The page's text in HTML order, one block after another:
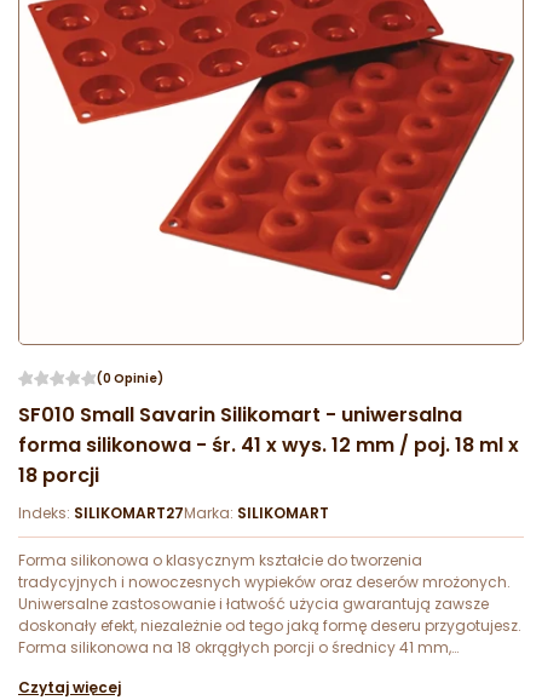
(0 Opinie)
SF010 Small Savarin Silikomart - uniwersalna
forma silikonowa - śr. 41 x wys. 12 mm / poj. 18 ml x
18 porcji
Indeks: SILIKOMART27Marka: SILIKOMART
Forma silikonowa o klasycznym kształcie do tworzenia
tradycyjnych i nowoczesnych wypieków oraz deserów mrożonych.
Uniwersalne zastosowanie i łatwość użycia gwarantują zawsze
doskonały efekt, niezależnie od tego jaką formę deseru przygotujesz.
Forma silikonowa na 18 okrągłych porcji o średnicy 41 mm,
Czytaj więcej